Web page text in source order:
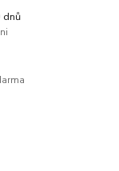
dnů